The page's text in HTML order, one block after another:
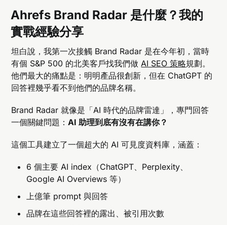
Ahrefs Brand Radar 是什麼？我的
實戰經驗分享
坦白說，我第一次接觸 Brand Radar 是在今年初，當時
有個 S&P 500 的北美客戶找我們做AI SEO 策略規劃。
他們最大的痛點是：明明產品很創新，但在 ChatGPT 的
回答裡幾乎看不到他們的品牌名稱。
Brand Radar 就像是「AI 時代的品牌雷達」，專門回答
一個關鍵問題：AI 助理到底有沒有在講你？
這個工具建立了一個超大的 AI 可見度資料庫，涵蓋：
6 個主要 AI index（ChatGPT、Perplexity、
Google AI Overviews 等）
上億筆 prompt 與回答
品牌在這些回答裡的露出、被引用次數